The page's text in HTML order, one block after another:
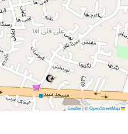
Leaflet
|©OpenStreetMap